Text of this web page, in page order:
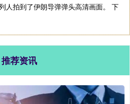
人拍到了伊朗导弹弹头高清画面。 下
推荐资讯